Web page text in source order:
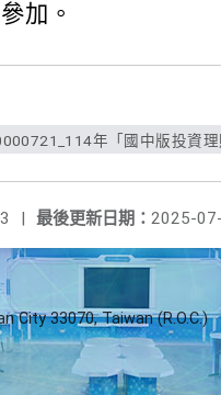
加。
年「國中版投資
最後更新日期： 2025-
|
City 33070, Taiwan (R.O.C.)